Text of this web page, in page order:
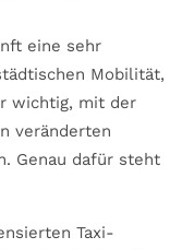
eine sehr
Mobilität,
wichtig, mit der
veränderten
Genau dafür steht
Taxi-